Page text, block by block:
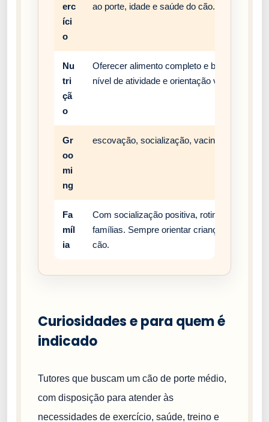
erc
íci
o
ao porte, idade e saúde do cão.
Nu
tri
çã
o
Oferecer alimento completo e balanceado,
nível de atividade e orientação veterinária.
Gr
oo
mi
ng
escovação, socialização, vacinação e rotina
Fa
míl
ia
Com socialização positiva, rotina estável e
famílias. Sempre orientar crianças a
cão.
Curiosidades e para quem é
indicado
Tutores que buscam um cão de porte médio,
com disposição para atender às
necessidades de exercício, saúde, treino e